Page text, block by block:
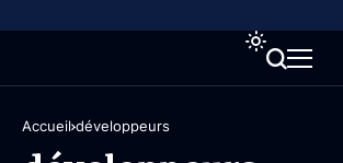
Accueil développeurs